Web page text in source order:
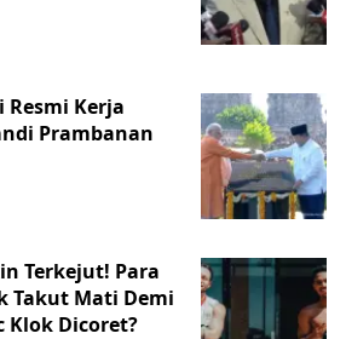
Resmi Kerja
Prambanan
Terkejut! Para
Takut Mati Demi
Klok Dicoret?